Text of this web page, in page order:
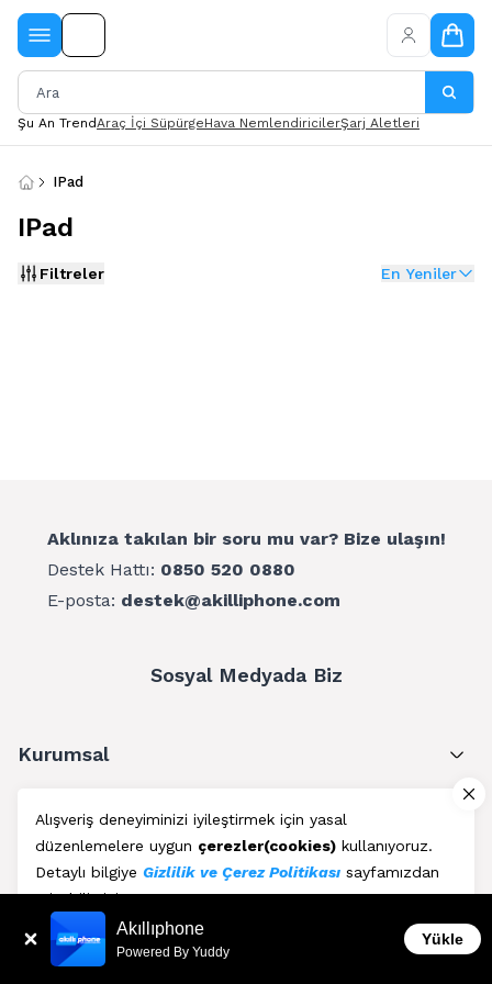
Alışveriş deneyiminizi iyileştirmek için yasal
düzenlemelere uygun çerezler(cookies) kullanıyoruz.
Detaylı bilgiye Gizlilik ve Çerez Politikası sayfamızdan
erişebilirsiniz.
Kabul Et
Şu An TrendAraç İçi SüpürgeHava NemlendiricilerŞarj Aletleri
IPad
IPad
Filtreler En Yeniler
Aklınıza takılan bir soru mu var? Bize ulaşın!
Destek Hattı: 0850 520 0880
E-posta: destek@akilliphone.com
Sosyal Medyada Biz
Kurumsal
Müşteri Hizmetleri
Üyelik
Blog Akıllıphone
Powered By Yuddy
Yükle